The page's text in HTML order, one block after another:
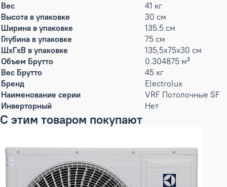
Вес
41 кг
Высота в упаковке
30 см
Ширина в упаковке
135.5 см
Глубина в упаковке
75 см
ШxГxВ в упаковке
135,5x75x30 см
Объем Брутто
0.304875 м³
Вес Брутто
45 кг
Бренд
Electrolux
Наименование серии
VRF Потолочные SF
Инверторный
Нет
С этим товаром покупают